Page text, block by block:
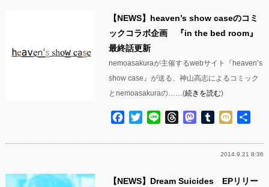
【NEWS】heaven’s show caseのコミ
ックコラボ企画 『in the bed room』
最終話更新
nemoasakuraが主催するwebサイト『heaven’s
show case』が送る、神山高志によるコミック
とnemoasakuraの……(続きを読む)
Facebook
TwitterLine ThreadsMastodon
Tumblr
Mixi
2014.9.21 8:36
【NEWS】Dream Suicides EPリリー